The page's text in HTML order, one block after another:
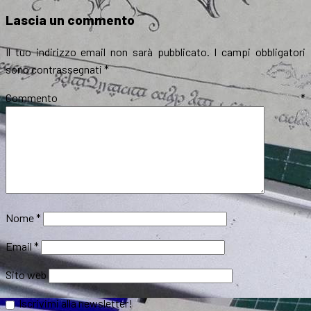
Lascia un commento
Il tuo indirizzo email non sarà pubblicato. I campi obbligatori
sono contrassegnati*
Commento*
Nome*
Email*
Sito web
Iscrivimi alla newsletter!